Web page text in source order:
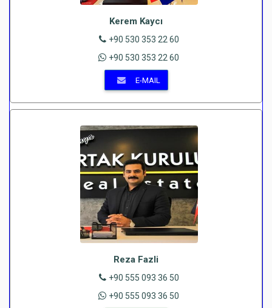
Kerem Kaycı
+90 530 353 22 60
+90 530 353 22 60
E-MAIL
Reza Fazli
+90 555 093 36 50
+90 555 093 36 50